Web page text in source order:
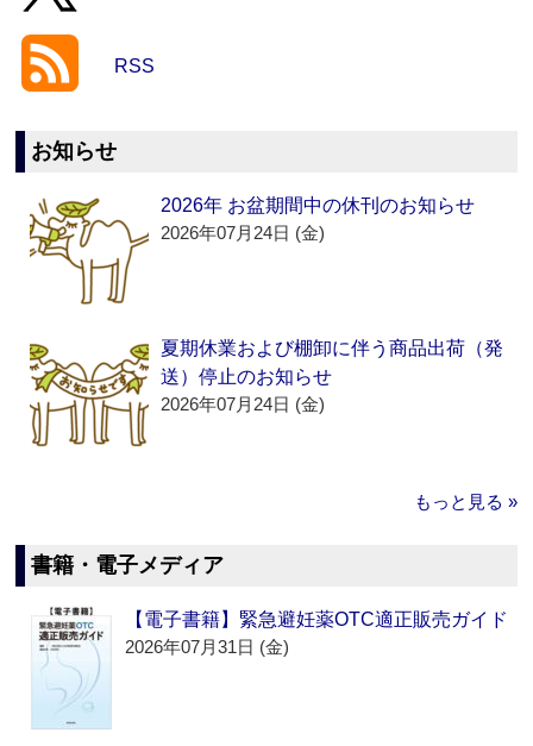
RSS
お知らせ
2026年 お盆期間中の休刊のお知らせ
2026年07月24日 (金)
夏期休業および棚卸に伴う商品出荷（発
送）停止のお知らせ
2026年07月24日 (金)
もっと見る »
書籍・電子メディア
【電子書籍】緊急避妊薬OTC適正販売ガイド
2026年07月31日 (金)